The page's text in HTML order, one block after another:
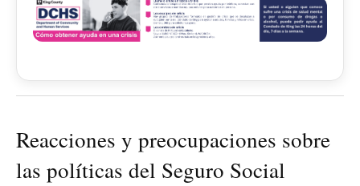
Reacciones y preocupaciones sobre
las políticas del Seguro Social